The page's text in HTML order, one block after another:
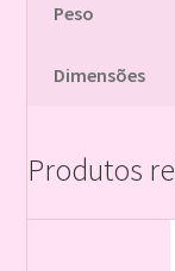
Peso
Dimensões
Produtos